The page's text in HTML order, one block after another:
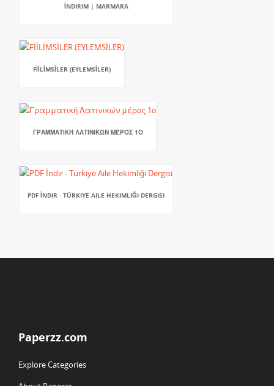
İNDIRIM | MARMARA
FİİLİMSİLER (EYLEMSİLER)
ΓΡΑΜΜΑΤΙΚΉ ΛΑΤΙΝΙΚΏΝ ΜΈΡΟΣ 1Ο
PDF İNDIR - TÜRKIYE AILE HEKIMLIĞI DERGISI
Paperzz.com
Explore Categories